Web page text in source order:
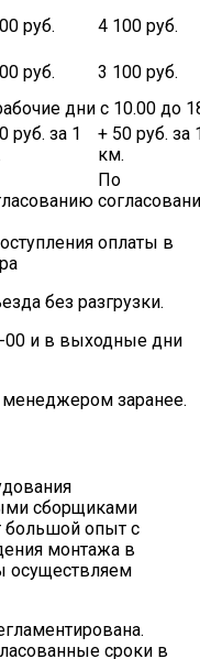
руб.
4 100 руб.
руб.
3 100 руб.
дни с 10.00 до
руб. за 1
+ 50 руб. за
км.
По
оплаты в
без разгрузки.
00 и в выходные дни
менеджером заранее.
сборщиками
опыт с
монтажа в
осуществляем
сроки в